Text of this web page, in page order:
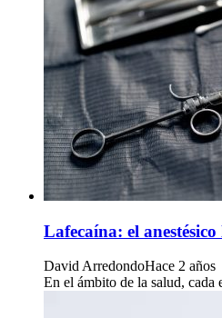
Lafecaína: el
David ArredondoHace 2 años
En el ámbito de la salud, cada